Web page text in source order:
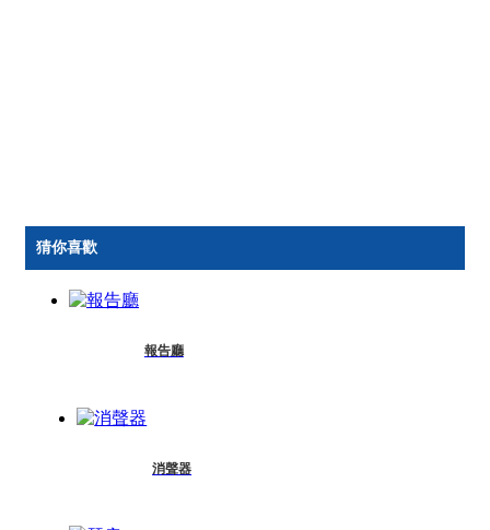
猜你喜歡
報告廳
消聲器